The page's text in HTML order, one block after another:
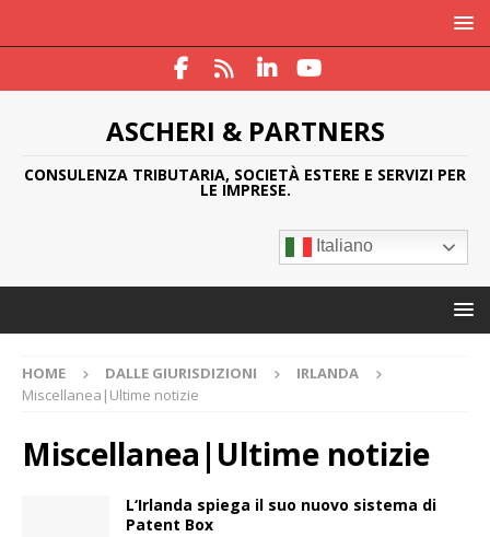
ASCHERI & PARTNERS
CONSULENZA TRIBUTARIA, SOCIETÀ ESTERE E SERVIZI PER
LE IMPRESE.
Italiano
HOME DALLE GIURISDIZIONI
IRLANDA
Miscellanea|Ultime notizie
Miscellanea|Ultime notizie
L‘Irlanda spiega il suo nuovo sistema di
Patent Box